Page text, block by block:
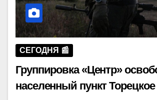
СЕГОДНЯ 📰
Группировка «Центр»
населенный пункт